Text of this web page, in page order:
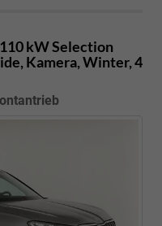
kW Selection
Kamera, Winter, 4